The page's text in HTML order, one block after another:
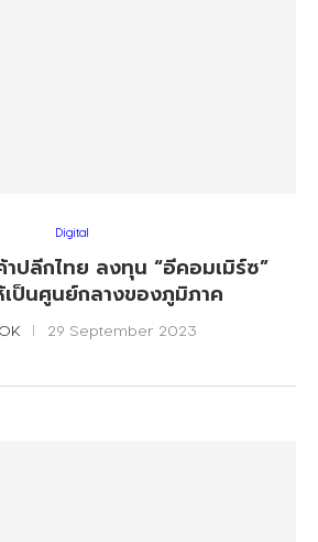
Digital
ปลีกไทย ลงทุน “อีคอมเมิร์ซ”
เป็นศูนย์กลางของภูมิภาค
29 September 2023